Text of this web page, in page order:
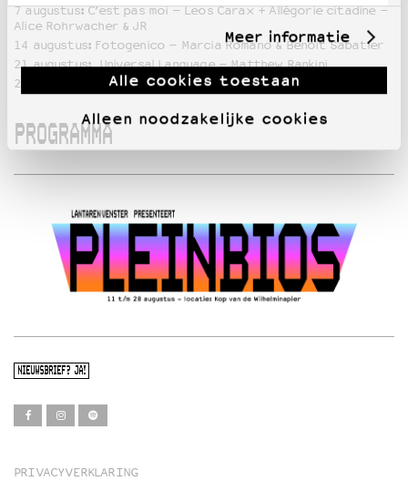
Meer informatie
Alle cookies toestaan
Alleen noodzakelijke cookies
7 augustus: C’est pas moi – Leos Carax + Allégorie citadine –
Alice Rohrwacher & JR
14 augustus: Fotogenico – Marcia Romano & Benoit Sabatier
21 augustus: Universal Language – Matthew Rankini
28 augustus: Ghostlight – Alex Thompson & Kelly O’Sullivan
PROGRAMMA
NIEUWSBRIEF? JA!
PRIVACYVERKLARING